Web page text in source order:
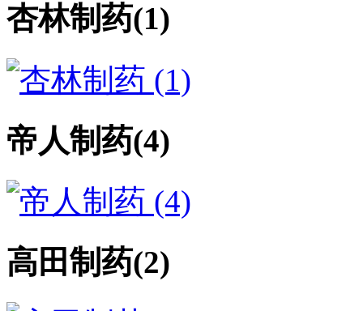
杏林制药(1)
帝人制药(4)
高田制药(2)